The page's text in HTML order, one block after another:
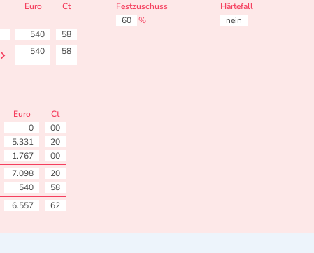
Euro Ct
540
58
540 58
Festzuschuss
60
%
Härtefall
nein
Euro
Ct
0
00
5.331
20
1.767
00
7.098
20
540
58
6.557 62